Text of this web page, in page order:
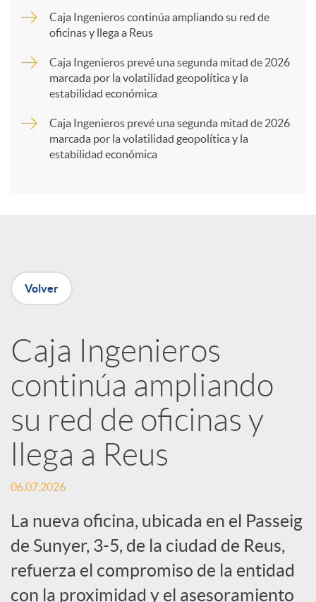
t
n
R
e
d
e
s
S
Caja Ingenieros continúa ampliando su red de
oficinas y llega a Reus
Caja Ingenieros prevé una segunda mitad de 2026
marcada por la volatilidad geopolítica y la
estabilidad económica
Caja Ingenieros prevé una segunda mitad de 2026
marcada por la volatilidad geopolítica y la
estabilidad económica
Volver
Caja Ingenieros
continúa ampliando
su red de oficinas y
llega a Reus
06.07.2026
La nueva oficina, ubicada en el Passeig
de Sunyer, 3-5, de la ciudad de Reus,
refuerza el compromiso de la entidad
con la proximidad y el asesoramiento